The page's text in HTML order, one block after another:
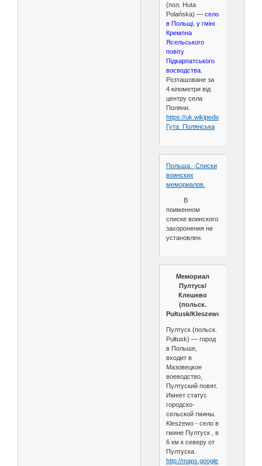
(пол. Huta
Polańska) — село
в Польщі, у гміні
Кремпна
Ясельського
повіту
Підкарпатського
воєводства.
Розташоване за
4 кілометри від
центру села
Поляни.
https://uk.wikipedia.org/wiki/
Гута_Полянська
Польша. ,Списки
воинских
мемориалов.
В
поименном
списке воинского
захоронения не
установлен.
Мемориал
Пултуск/
Клешево
(польск.
Pułtusk/Kleszewo)
Пултуск (польск.
Pułtusk) — город
в Польше,
входит в
Мазовецкое
воеводство,
Пултуский повят.
Имеет статус
городско-
сельской гмины.
Kleszewo - село в
гмине Пултуск , в
6 км к северу от
Пултуска.
http://maps.google.com/maps?